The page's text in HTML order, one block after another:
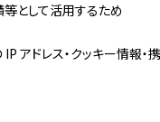
として活用するため
IP アドレス・クッキー情報